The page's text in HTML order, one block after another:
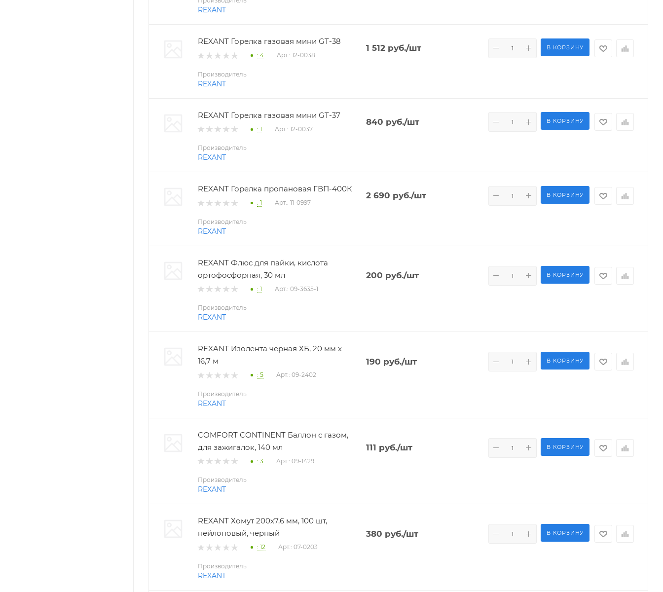
REXANT
REXANT Горелка газовая мини GT-38
: 4 Арт.: 12-0038
1 512руб./шт В КОРЗИНУ
Производитель
REXANT
REXANT Горелка газовая мини GT-37
: 1 Арт.: 12-0037
840 руб./шт В КОРЗИНУ
Производитель
REXANT
REXANT Горелка пропановая ГВП-400К
: 1 Арт.: 11-0997
2 690 руб./шт В КОРЗИНУ
Производитель
REXANT
REXANT Флюс для пайки, кислота
ортофосфорная, 30 мл
: 1 Арт.: 09-3635-1
200 руб./шт В КОРЗИНУ
Производитель
REXANT
REXANT Изолента черная ХБ, 20 мм х
16,7 м
: 5 Арт.: 09-2402
190 руб./шт В КОРЗИНУ
Производитель
REXANT
COMFORT CONTINENT Баллон с газом,
для зажигалок, 140 мл
: 3 Арт.: 09-1429
111 руб./шт В КОРЗИНУ
Производитель
REXANT
REXANT Хомут 200х7,6 мм, 100 шт,
нейлоновый, черный
: 12 Арт.: 07-0203
380 руб./шт В КОРЗИНУ
Производитель
REXANT